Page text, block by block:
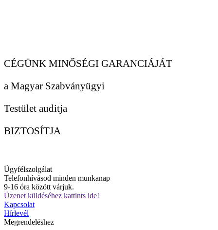
CÉGÜNK MINŐSÉGI GARANCIÁJÁT
a Magyar Szabványügyi
Testület auditja
BIZTOSÍTJA
Ügyfélszolgálat
Telefonhívásod minden munkanap
9-16 óra között várjuk.
Üzenet küldéséhez kattints ide!
Kapcsolat
Hírlevél
Megrendeléshez